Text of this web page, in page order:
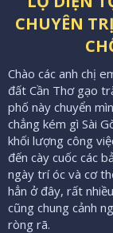
u
CHUYÊN
Chào các anh chị
đất Cần Thơ gạo
phố này chuyển
chẳng kém gì Sài
khối lượng công
đến cày cuốc các
ngày trí óc và cơ
hẳn ở đây, rất
cũng chung cảnh
ròng rã.